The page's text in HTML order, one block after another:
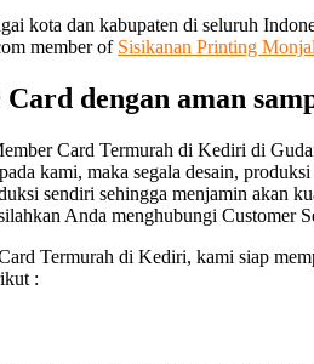
kota dan kabupaten di seluruh
member of Sisikanan Printing
dengan aman
Card Termurah di Kediri di
kami, maka segala desain,
sendiri sehingga menjamin akan
Anda menghubungi Customer
Termurah di Kediri, kami siap
: